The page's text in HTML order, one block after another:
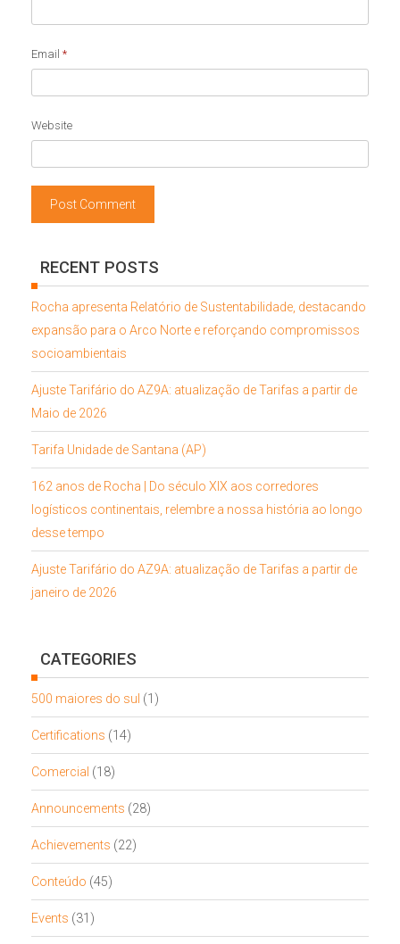
Email *
Website
RECENT POSTS
Rocha apresenta Relatório de Sustentabilidade, destacando
expansão para o Arco Norte e reforçando compromissos
socioambientais
Ajuste Tarifário do AZ9A: atualização de Tarifas a partir de
Maio de 2026
Tarifa Unidade de Santana (AP)
162 anos de Rocha | Do século XIX aos corredores
logísticos continentais, relembre a nossa história ao longo
desse tempo
Ajuste Tarifário do AZ9A: atualização de Tarifas a partir de
janeiro de 2026
CATEGORIES
500 maiores do sul (1)
Certifications (14)
Comercial (18)
Announcements (28)
Achievements (22)
Conteúdo (45)
Events (31)